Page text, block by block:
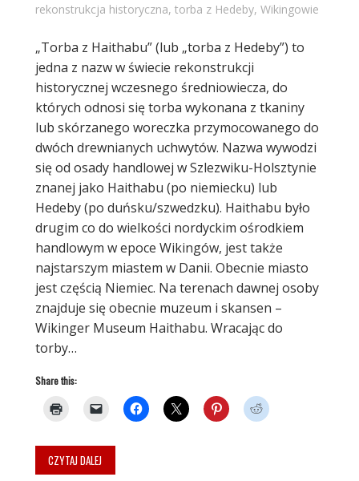
rekonstrukcja historyczna, torba z Hedeby, Wikingowie
„Torba z Haithabu” (lub „torba z Hedeby”) to
jedna z nazw w świecie rekonstrukcji
historycznej wczesnego średniowiecza, do
których odnosi się torba wykonana z tkaniny
lub skórzanego woreczka przymocowanego do
dwóch drewnianych uchwytów. Nazwa wywodzi
się od osady handlowej w Szlezwiku-Holsztynie
znanej jako Haithabu (po niemiecku) lub
Hedeby (po duńsku/szwedzku). Haithabu było
drugim co do wielkości nordyckim ośrodkiem
handlowym w epoce Wikingów, jest także
najstarszym miastem w Danii. Obecnie miasto
jest częścią Niemiec. Na terenach dawnej osoby
znajduje się obecnie muzeum i skansen –
Wikinger Museum Haithabu. Wracając do
torby…
Share this:
CZYTAJ DALEJ